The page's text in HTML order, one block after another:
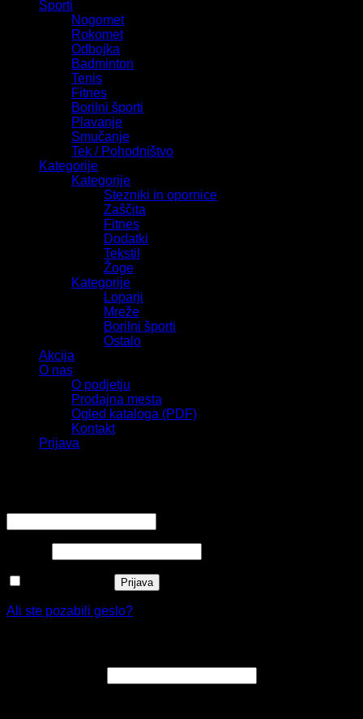
Športi
Nogomet
Rokomet
Odbojka
Badminton
Tenis
Fitnes
Borilni športi
Plavanje
Smučanje
Tek / Pohodništvo
Kategorije
Kategorije
Stezniki in opornice
Zaščita
Fitnes
Dodatki
Tekstil
Žoge
Kategorije
Loparji
Mreže
Borilni športi
Ostalo
Akcija
O nas
O podjetju
Prodajna mesta
Ogled kataloga (PDF)
Kontakt
Prijava
Prijava
Ali ste pozabili geslo?